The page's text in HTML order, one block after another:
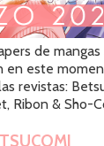
de mangas
en este
revistas:
Ribon & Sho-